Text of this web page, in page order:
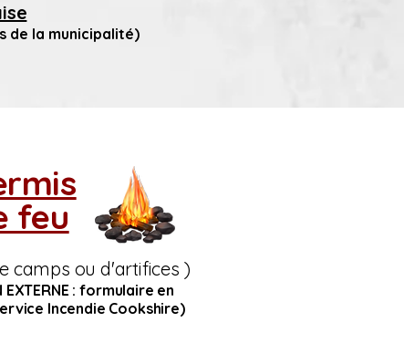
de la municipalité)
feu
camps ou d'artifices )
EXTERNE : formulaire en
Incendie Cookshire)